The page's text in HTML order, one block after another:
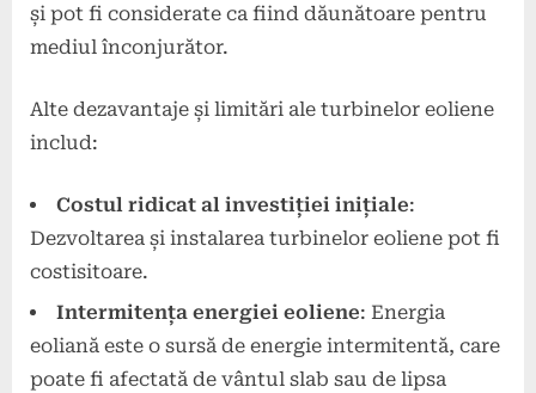
și pot fi considerate ca fiind dăunătoare pentru
mediul înconjurător.
Alte dezavantaje și limitări ale turbinelor eoliene
includ:
Costul ridicat al investiției inițiale:
Dezvoltarea și instalarea turbinelor eoliene pot fi
costisitoare.
Intermitența energiei eoliene: Energia
eoliană este o sursă de energie intermitentă, care
poate fi afectată de vântul slab sau de lipsa